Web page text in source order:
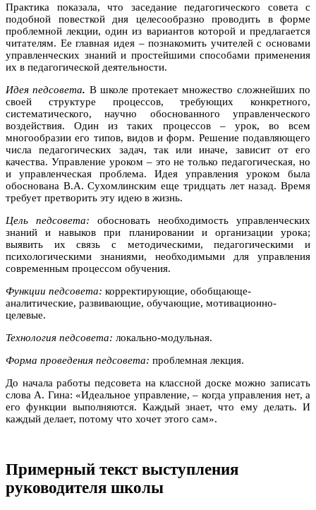
Практика показала, что заседание педагогического совета с
подобной повесткой дня целесообразно проводить в форме
проблемной лекции, один из вариантов которой и предлагается
читателям. Ее главная идея – познакомить учителей с основами
управленческих знаний и простейшими способами применения
их в педагогической деятельности.
Идея педсовета. В школе протекает множество сложнейших по
своей структуре процессов, требующих конкретного,
систематического, научно обоснованного управленческого
воздействия. Один из таких процессов – урок, во всем
многообразии его типов, видов и форм. Решение подавляющего
числа педагогических задач, так или иначе, зависит от его
качества. Управление уроком – это не только педагогическая, но
и управленческая проблема. Идея управления уроком была
обоснована В.А. Сухомлинским еще тридцать лет назад. Время
требует претворить эту идею в жизнь.
Цель педсовета: обосновать необходимость управленческих
знаний и навыков при планировании и организации урока;
выявить их связь с методическими, педагогическими и
психологическими знаниями, необходимыми для управления
современным процессом обучения.
Функции педсовета: корректирующие, обобщающе-
аналитические, развивающие, обучающие, мотивационно-
целевые.
Технология педсовета: локально-модульная.
Форма проведения педсовета: проблемная лекция.
До начала работы педсовета на классной доске можно записать
слова А. Гина: «Идеальное управление, – когда управления нет, а
его функции выполняются. Каждый знает, что ему делать. И
каждый делает, потому что хочет этого сам».
Примерный текст выступления
руководителя школы